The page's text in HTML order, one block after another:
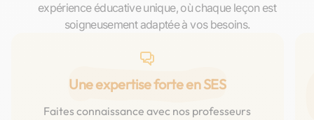
expérience éducative unique, où chaque leçon est
soigneusement adaptée à vos besoins.
Une expertise forte en SES
Faites connaissance avec nos professeurs